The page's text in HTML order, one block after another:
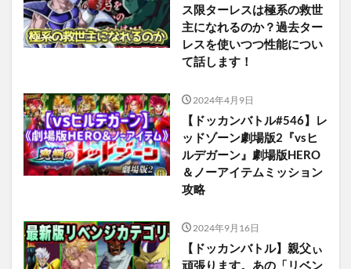
ス限ターレスは極系の救世
主になれるのか？過去ター
レスを使いつつ性能につい
て話します！
2024年4月9日
【ドッカンバトル#546】レ
ッドゾーン劇場版2『vsヒ
ルデガーン』劇場版HERO
＆ノーアイテムミッション
攻略
2024年9月16日
【ドッカンバトル】親父ぃ
頑張ります。あの「リベン